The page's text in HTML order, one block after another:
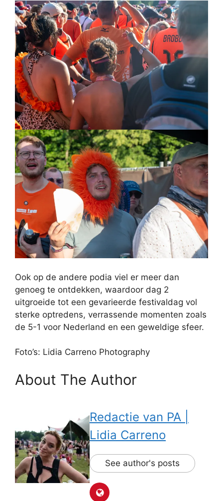
Ook op de andere podia viel er meer dan
genoeg te ontdekken, waardoor dag 2
uitgroeide tot een gevarieerde festivaldag vol
sterke optredens, verrassende momenten zoals
de 5-1 voor Nederland en een geweldige sfeer.
Foto’s: Lidia Carreno Photography
About The Author
Redactie van PA |
Lidia Carreno
See author's posts